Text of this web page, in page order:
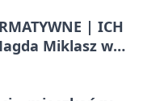
| ICH
Miklasz w